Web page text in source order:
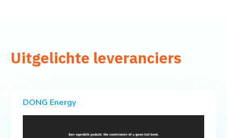
Uitgelichte leveranciers
DONG Energy